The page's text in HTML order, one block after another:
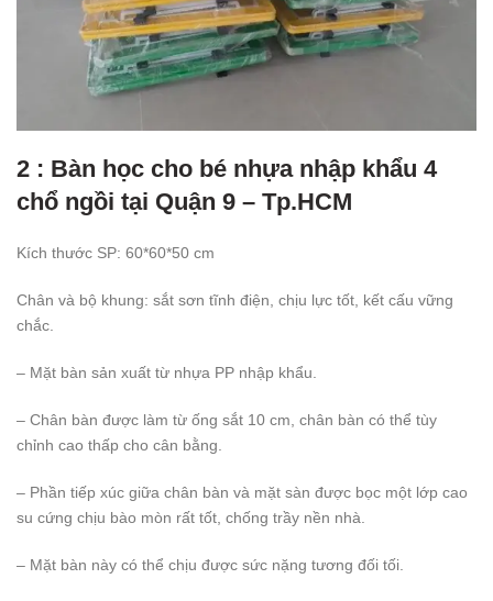
2 : Bàn học cho bé nhựa nhập khẩu 4
chổ ngồi tại Quận 9 – Tp.HCM
Kích thước SP: 60*60*50 cm
Chân và bộ khung: sắt sơn tĩnh điện, chịu lực tốt, kết cấu vững
chắc.
– Mặt bàn sản xuất từ nhựa PP nhập khẩu.
– Chân bàn được làm từ ống sắt 10 cm, chân bàn có thể tùy
chỉnh cao thấp cho cân bằng.
– Phần tiếp xúc giữa chân bàn và mặt sàn được bọc một lớp cao
su cứng chịu bào mòn rất tốt, chống trầy nền nhà.
– Mặt bàn này có thể chịu được sức nặng tương đối tối.